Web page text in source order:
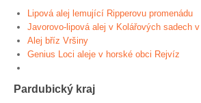
Lipová alej lemující Ripperovu promenádu
Javorovo-lipová alej v Kolářových sadech
Alej bříz Vršiny
Genius Loci aleje v horské obci Rejvíz
Pardubický kraj